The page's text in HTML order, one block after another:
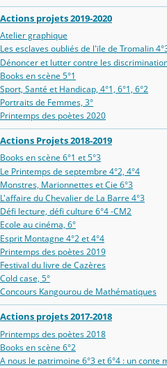
Actions projets 2019-2020
Atelier graphique
Les esclaves oubliés de l'ïle de Tromalin
Dénoncer et lutter contre les
Books en scène 5°1
Sport, Santé et Handicap, 4°1, 6°1, 6°2
Portraits de Femmes, 3°
Printemps des poètes 2020
Actions Projets 2018-2019
Books en scène 6°1 et 5°3
Le Printemps de septembre 4°2, 4°4
Monstres, Marionnettes et Cie 6°3
L'affaire du Chevalier de La Barre 4°3
Défi lecture, défi culture 6°4 -CM2
Ecole au cinéma, 6°
Esprit Montagne 4°2 et 4°4
Printemps des poètes 2019
Festival du livre de Cazères
Cold case, 5°
Concours Kangourou de Mathématiques
Actions projets 2017-2018
Printemps des poètes 2018
Books en scène 6°2
A nous le patrimoine 6°3 et 6°4 : un conte